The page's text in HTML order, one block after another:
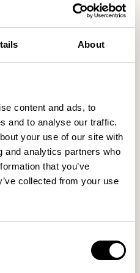
About
content and ads, to
and to analyse our traffic.
your use of our site with
and analytics partners who
that you’ve
collected from your use
Braun/Green & Gray/Rosa